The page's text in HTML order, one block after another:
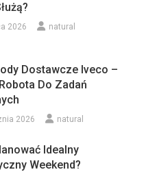
2026 natural
Dostawcze Iveco –
Do Zadań
2026 natural
Idealny
Weekend?